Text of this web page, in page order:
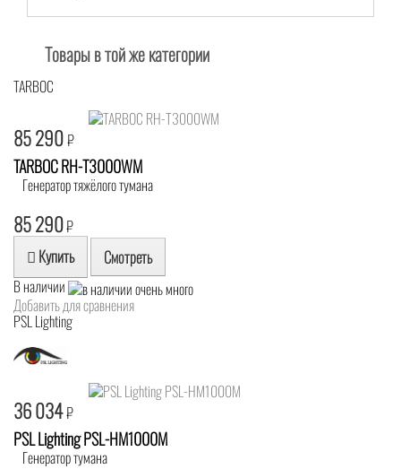
Товары в той же категории
TARBOC
85 290₽
TARBOC RH-T3000WM
Генератор тяжёлого тумана
85 290₽
Купить Смотреть
В наличии
Добавить для сравнения
PSL Lighting
36 034₽
PSL Lighting PSL-HM1000M
Генератор тумана